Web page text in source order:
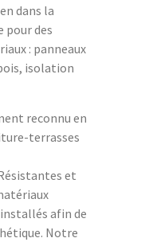
dans la
des
: panneaux
isolation
reconnu en
terrasses
et
afin de
Notre